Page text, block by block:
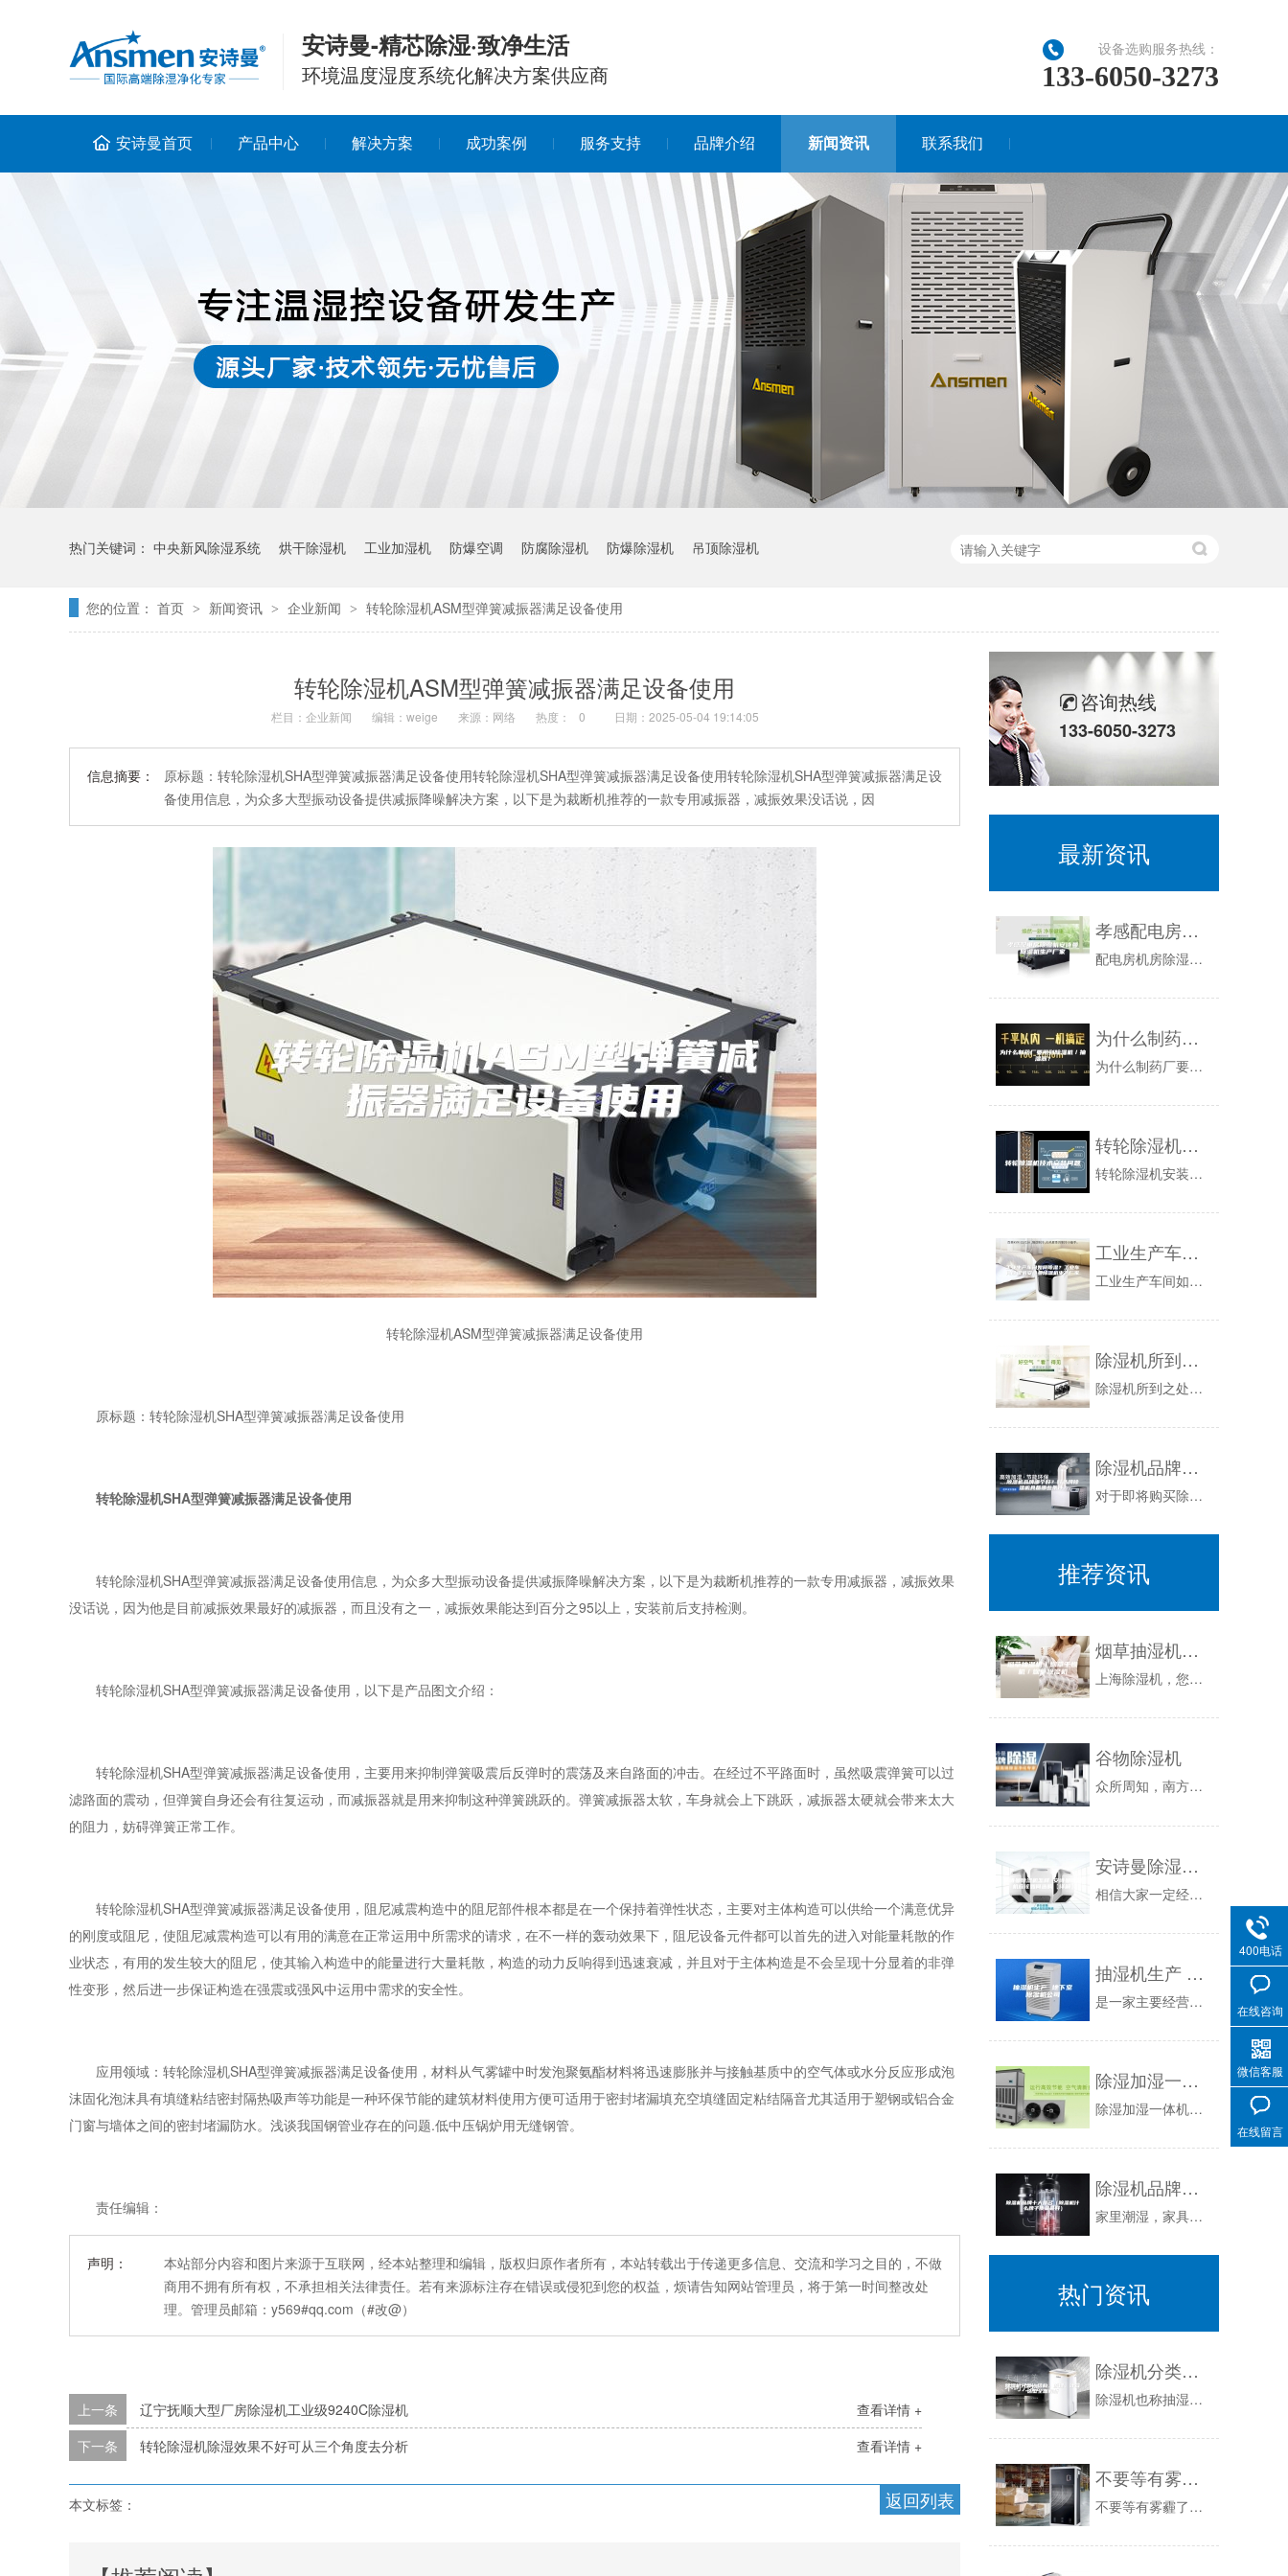
安诗曼-精芯除湿·致净生活
环境温度湿度系统化解决方案供应商
设备选购服务热线：
133-6050-3273
安诗曼首页 产品中心 解决方案 成功案例 服务支持 品牌介绍 新闻资讯 联系我们
热门关键词： 中央新风除湿系统 烘干除湿机 工业加湿机 防爆空调 防腐除湿机 防爆除湿机 吊顶除湿机
您的位置： 首页 > 新闻资讯 > 企业新闻 > 转轮除湿机ASM型弹簧减振器满足设备使用
转轮除湿机ASM型弹簧减振器满足设备使用
栏目： 企业新闻 编辑：weige 来源：网络 热度： 0 日期：2025-05-04 19:14:05
信息摘要：
原标题：转轮除湿机SHA型弹簧减振器满足设备使用转轮除湿机SHA型弹簧减振器满足设备使用转轮除湿机SHA型弹簧减振器满足设
备使用信息，为众多大型振动设备提供减振降噪解决方案，以下是为裁断机推荐的一款专用减振器，减振效果没话说，因
转轮除湿机ASM型弹簧减振器满足设备使用
原标题：转轮除湿机SHA型弹簧减振器满足设备使用
转轮除湿机SHA型弹簧减振器满足设备使用
转轮除湿机SHA型弹簧减振器满足设备使用信息，为众多大型振动设备提供减振降噪解决方案，以下是为裁断机推荐的一款专用减振器，减振效果
没话说，因为他是目前减振效果最好的减振器，而且没有之一，减振效果能达到百分之95以上，安装前后支持检测。
转轮除湿机SHA型弹簧减振器满足设备使用，以下是产品图文介绍：
转轮除湿机SHA型弹簧减振器满足设备使用，主要用来抑制弹簧吸震后反弹时的震荡及来自路面的冲击。在经过不平路面时，虽然吸震弹簧可以过
滤路面的震动，但弹簧自身还会有往复运动，而减振器就是用来抑制这种弹簧跳跃的。弹簧减振器太软，车身就会上下跳跃，减振器太硬就会带来太大
的阻力，妨碍弹簧正常工作。
转轮除湿机SHA型弹簧减振器满足设备使用，阻尼减震构造中的阻尼部件根本都是在一个保持着弹性状态，主要对主体构造可以供给一个满意优异
的刚度或阻尼，使阻尼减震构造可以有用的满意在正常运用中所需求的请求，在不一样的轰动效果下，阻尼设备元件都可以首先的进入对能量耗散的作
业状态，有用的发生较大的阻尼，使其输入构造中的能量进行大量耗散，构造的动力反响得到迅速衰减，并且对于主体构造是不会呈现十分显着的非弹
性变形，然后进一步保证构造在强震或强风中运用中需求的安全性。
应用领域：转轮除湿机SHA型弹簧减振器满足设备使用，材料从气雾罐中时发泡聚氨酯材料将迅速膨胀并与接触基质中的空气体或水分反应形成泡
沫固化泡沫具有填缝粘结密封隔热吸声等功能是一种环保节能的建筑材料使用方便可适用于密封堵漏填充空填缝固定粘结隔音尤其适用于塑钢或铝合金
门窗与墙体之间的密封堵漏防水。浅谈我国钢管业存在的问题.低中压锅炉用无缝钢管。
责任编辑：
声明：
本站部分内容和图片来源于互联网，经本站整理和编辑，版权归原作者所有，本站转载出于传递更多信息、交流和学习之目的，不做
商用不拥有所有权，不承担相关法律责任。若有来源标注存在错误或侵犯到您的权益，烦请告知网站管理员，将于第一时间整改处
理。管理员邮箱：y569#qq.com（#改@）
查看详情 +
上一条
辽宁抚顺大型厂房除湿机工业级9240C除湿机
查看详情 +
下一条 转轮除湿机除湿效果不好可从三个角度去分析
返回列表
本文标签：
咨询热线
133-6050-3273
最新资讯
孝感配电房除湿机安诗曼除湿机生产厂家
配电房机房除湿方案，机房除湿机不能少【新闻资讯】通常情况下，各种机房内电气设备对其工作运行环境的湿度要求控制在45%-55%RH左右是Z为适...
为什么制药厂要用到除湿机／抽湿器？
为什么制药厂要用除湿机、抽湿器？空气中的湿度和温度一样无处不在，无处不有。南方的黄梅季节温度不高，湿度很大，人就感到闷热难受。同时潮湿和霉菌...
转轮除湿机技术安装问题
转轮除湿机安装问题本章节内容详述除湿设备从出厂后到设备安装所需工作的说明，在设备安装之前阅读，有助于你正确安排工作。有关除湿设备具体的安装尺...
工业生产车间如何除湿？工业车间除湿机安诗曼除湿机生产厂家
工业生产车间如何除湿?工业车间除湿机的详细信息和相关资料:每年的雨季国内的大多数的城市因为降雨空气都会变得非常的潮湿，因此厂家们受潮的情况比...
除湿机所到之处，潮湿霉菌一扫光
除湿机所到之处，潮湿霉菌一扫光新闻资讯：每年进入夏季的6、7月份，是雨季的的高发期，梅雨又称“霉雨”，最为让人讨厌的就是雨总是下个不停，因为...
除湿机品牌哪个好？好品牌除湿机具备哪些条件？
对于即将购买除湿机的人们而言,有的人想了解除湿机品牌哪个好,从而依据了解选择品牌的除湿机。有的人想了解好品牌除湿机具备哪些条件,从而依据了解...
推荐资讯
烟草抽湿机／烟草干燥机／烟草除湿机
上海除湿机，您的选择！上海电器专业生产系列除湿机，加湿机等工业湿度调节设备。是大的除湿机，工业除湿机专业生产企业之一，我公司是专业从事上海牌...
谷物除湿机
众所周知，南方人喜食大米，而北方人喜食面食；我国主要粮食作物是小麦、稻子、玉米等，每年收获这些粮食作物之后，就要面临储存的问题了！粮库是囤积...
安诗曼除湿机怎样 安诗曼除湿机应该如何选购【详解】
相信大家一定经历过潮湿的天气。南方的老百姓应该经历得更多。每逢潮湿的天气，衣服久久不能干。衣服就算是干了，也会有一股臭味。潮湿的天气也让人犯...
抽湿机生产 地下室除湿机公司
是一家主要经营除湿机的公司，在阴冷的雨天，尤其是在四季几乎都是雨季的南方来说，室内是非常潮湿的，时间一长，就会造成室内的角落里发生发霉等现象...
除湿加湿一体机对电子行业的影响
除湿加湿一体机对电子行业的影响：现在的电子产品不断出现，给我们的生活带来很大的便捷。但是对于电子产品的生产来说，可就不那么简单了，除了技术外...
除湿机品牌十大排名（除湿机什么牌子质量最好）
家里潮湿，家具发霉，洗过的衣服晒不干。过于潮湿的环境，到处滋生细菌，长久住在这样的条件下，容易诱发呼吸道疾病和风湿疾病，特别对于抵抗能力较差...
热门资讯
除湿机分类、结构、原理、计算选型全面解析
除湿机也称抽湿机，去湿机，防潮机，防潮机，排潮机，只是各地的叫法不同而已。暖通南社本次特别制作本课件，为广大业主、设计师们提供详细除湿机系统...
不要等有雾霾了才买新风除湿机
不要等有雾霾了才买新风除湿机：从大气的折射率来说，国外的月亮是比国内的要圆，特别是在冬天，雾霾来的时候，国内连天空都看不清，月亮么也就只能看...
400电话
在线咨询
微信客服
在线留言